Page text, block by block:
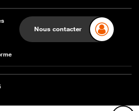
Nous contacter